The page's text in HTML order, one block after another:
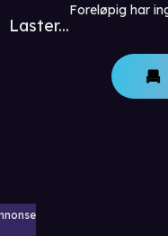
Laster...
Foreløpig har